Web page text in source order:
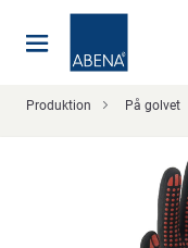
Produktion På golvet